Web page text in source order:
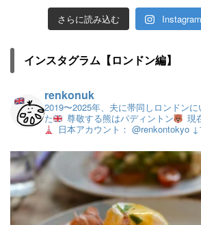
さらに読み込む
インスタグラム【ロンドン編】
renkonuk
2019〜2025年、夫に帯同しロンドン
た
尊敬する熊はパディントン
現
日本アカウント： @renkontokyo ↓